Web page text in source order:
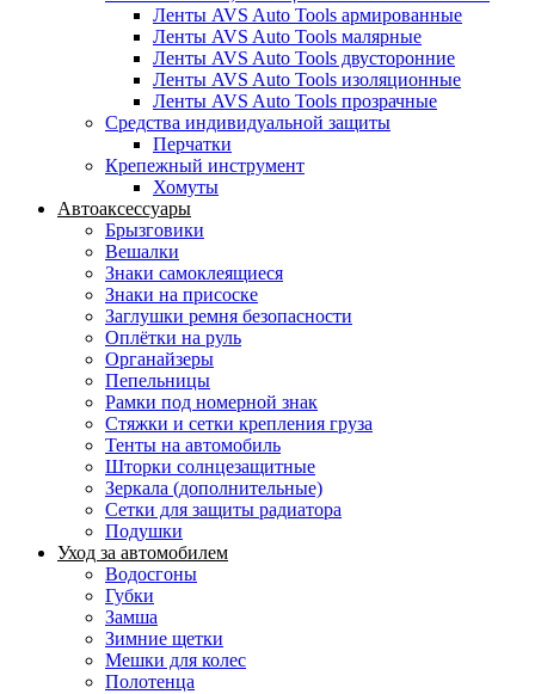
Ленты AVS Auto Tools армированные
Ленты AVS Auto Tools малярные
Ленты AVS Auto Tools двусторонние
Ленты AVS Auto Tools изоляционные
Ленты AVS Auto Tools прозрачные
Средства индивидуальной защиты
Перчатки
Крепежный инструмент
Хомуты
Автоаксессуары
Брызговики
Вешалки
Знаки самоклеящиеся
Знаки на присоске
Заглушки ремня безопасности
Оплётки на руль
Органайзеры
Пепельницы
Рамки под номерной знак
Стяжки и сетки крепления груза
Тенты на автомобиль
Шторки солнцезащитные
Зеркала (дополнительные)
Сетки для защиты радиатора
Подушки
Уход за автомобилем
Водосгоны
Губки
Замша
Зимние щетки
Мешки для колес
Полотенца